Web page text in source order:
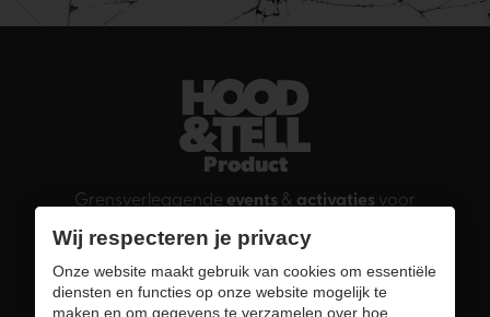
Product
Grensverleggende events & activaties voor
bedrijven
merken
People
Good vibez voortevredenentoekomstige
Wij respecteren je privacy
Onze website maakt gebruik van cookies om essentiële
diensten en functies op onze website mogelijk te
maken en om gegevens te verzamelen over hoe